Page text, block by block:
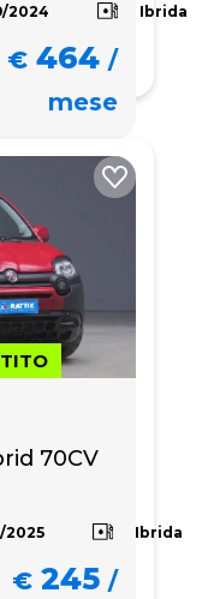
2024 Ibrida
€ 464 /
mese
70CV
2025 Ibrida
€ 245 /